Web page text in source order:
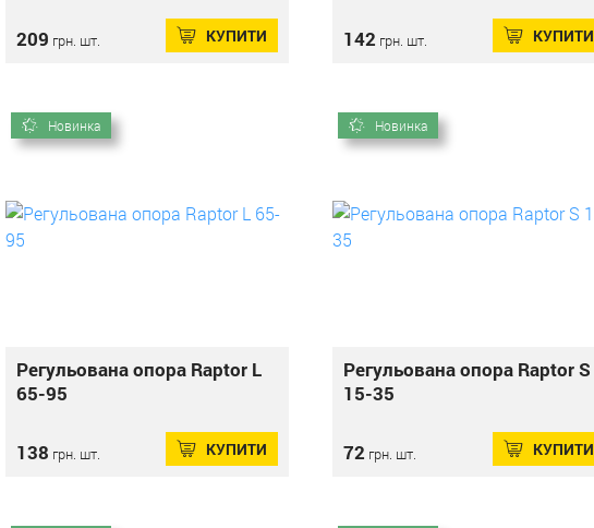
209 грн. шт. КУПИТИ 142 грн. шт. КУПИТИ
Новинка
Регульована опора Raptor L
65-95
138 грн. шт. КУПИТИ
Новинка
Регульована опора Raptor S
15-35
72 грн. шт. КУПИТИ